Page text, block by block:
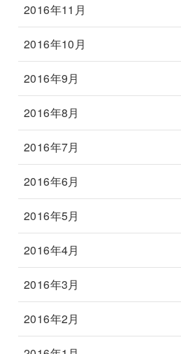
2016年11月
2016年10月
2016年9月
2016年8月
2016年7月
2016年6月
2016年5月
2016年4月
2016年3月
2016年2月